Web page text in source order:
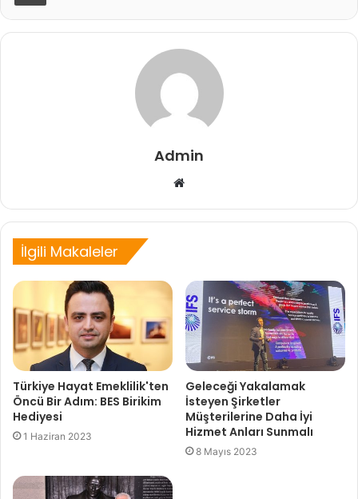
Admin
Web
İlgili Makaleler
Türkiye Hayat Emeklilik'ten
Öncü Bir Adım: BES Birikim
Hediyesi
1 Haziran 2023
Geleceği Yakalamak
İsteyen Şirketler
Müşterilerine Daha İyi
Hizmet Anları Sunmalı
8 Mayıs 2023